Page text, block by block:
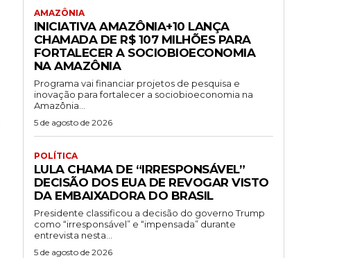
AMAZÔNIA
INICIATIVA AMAZÔNIA+10 LANÇA
CHAMADA DE R$ 107 MILHÕES PARA
FORTALECER A SOCIOBIOECONOMIA
NA AMAZÔNIA
Programa vai financiar projetos de pesquisa e
inovação para fortalecer a sociobioeconomia na
Amazônia...
5 de agosto de 2026
POLÍTICA
LULA CHAMA DE “IRRESPONSÁVEL”
DECISÃO DOS EUA DE REVOGAR VISTO
DA EMBAIXADORA DO BRASIL
Presidente classificou a decisão do governo Trump
como “irresponsável” e “impensada” durante
entrevista nesta...
5 de agosto de 2026